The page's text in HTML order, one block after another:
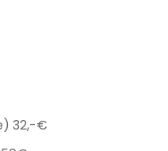
32,-€